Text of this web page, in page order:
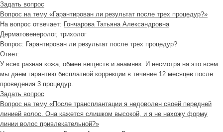
Задать вопрос
Вопрос на тему «Гарантирован ли результат после трех процедур?»
На вопрос отвечает: Гончарова Татьяна Александровна
Дерматовенеролог, трихолог
Вопрос: Гарантирован ли результат после трех процедур?
Ответ:
У всех разная кожа, обмен веществ и анамнез. И несмотря на это всем
мы даем гарантию бесплатной коррекции в течение 12 месяцев после
проведения 3 процедур.
Задать вопрос
Вопрос на тему «После трансплантации я недоволен своей передней
линией волос. Она кажется слишком высокой, и я не нахожу форму
линии волос привлекательной?»